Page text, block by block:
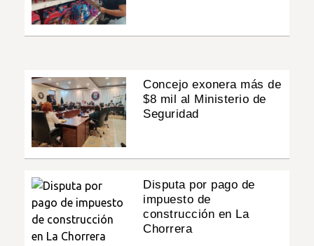
Concejo exonera más de
$8 mil al Ministerio de
Seguridad
Disputa por pago de
impuesto de
construcción en La
Chorrera